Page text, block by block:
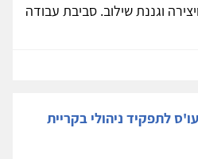
וגננת שילוב. סביבת עבודה
לתפקיד ניהולי בקריית